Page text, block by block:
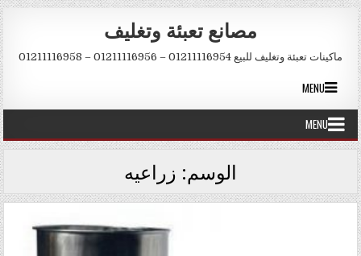
Skip to content
مصانع تعبئة وتغليف
ماكينات تعبئة وتغليف للبيع 01211116954 – 01211116956 – 01211116958
MENU
MENU
الوسم: زراعيه